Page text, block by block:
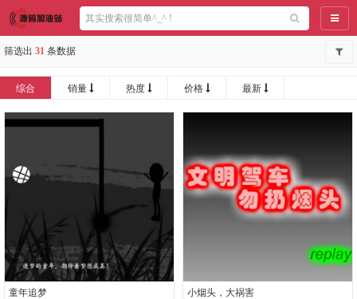
导航
筛选出 31 条数据
综合 销量 热度 价格 最新
童年追梦 小烟头，大祸害